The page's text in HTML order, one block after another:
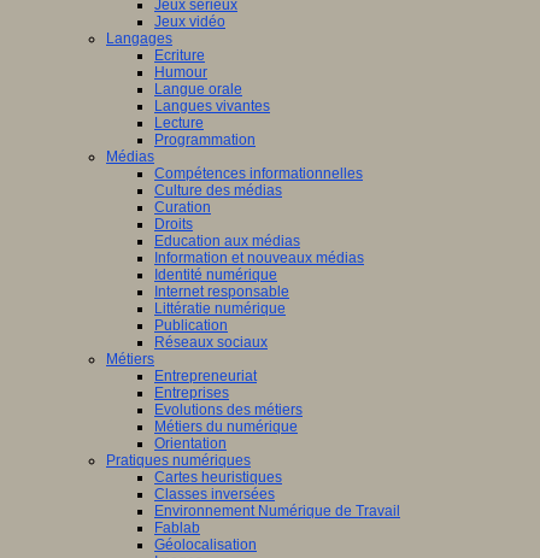
Jeux sérieux
Jeux vidéo
Langages
Ecriture
Humour
Langue orale
Langues vivantes
Lecture
Programmation
Médias
Compétences informationnelles
Culture des médias
Curation
Droits
Education aux médias
Information et nouveaux médias
Identité numérique
Internet responsable
Littératie numérique
Publication
Réseaux sociaux
Métiers
Entrepreneuriat
Entreprises
Evolutions des métiers
Métiers du numérique
Orientation
Pratiques numériques
Cartes heuristiques
Classes inversées
Environnement Numérique de Travail
Fablab
Géolocalisation